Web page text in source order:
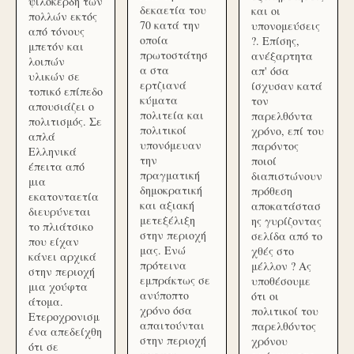
πολλών εκτός
από τόνους
μπετόν και
λοιπών
υλικών σε
τοπικό επίπεδο
απουσιάζει ο
πολιτισμός. Σε
απλά
Ελληνικά
έπειτα από
μια
εκατονταετία
διευρύνεται
το πλιάτσικο
που είχαν
κάνει αρχικά
στην περιοχή
μια χούφτα
άτομα.
Ετεροχρονισμ
ένα απεδείχθη
ότι σε
δεκαετία του
70 κατά την
οποία
πρωτοστάτησ
α στα
ερτζιανά
κύματα
πολιτεία και
πολιτικοί
υπονόμευαν
την
πραγματική
δημοκρατική
και αξιακή
μετεξέλιξη
στην περιοχή
μας. Ενώ
πρότεινα
εμπράκτως σε
ανύποπτο
χρόνο όσα
απαιτούνται
στην περιοχή
και οι
υπονομεύσεις
?. Επίσης,
ανέξαρτητα
απ' όσα
ίσχυσαν κατά
τον
παρελθόντα
χρόνο, επί του
παρόντος
ποιοί
διαπιστώνουν
πρόθεση
αποκατάστασ
ης γυρίζοντας
σελίδα από το
χθές στο
μέλλον ? Ας
υποθέσουμε
ότι οι
πολιτικοί του
παρελθόντος
χρόνου